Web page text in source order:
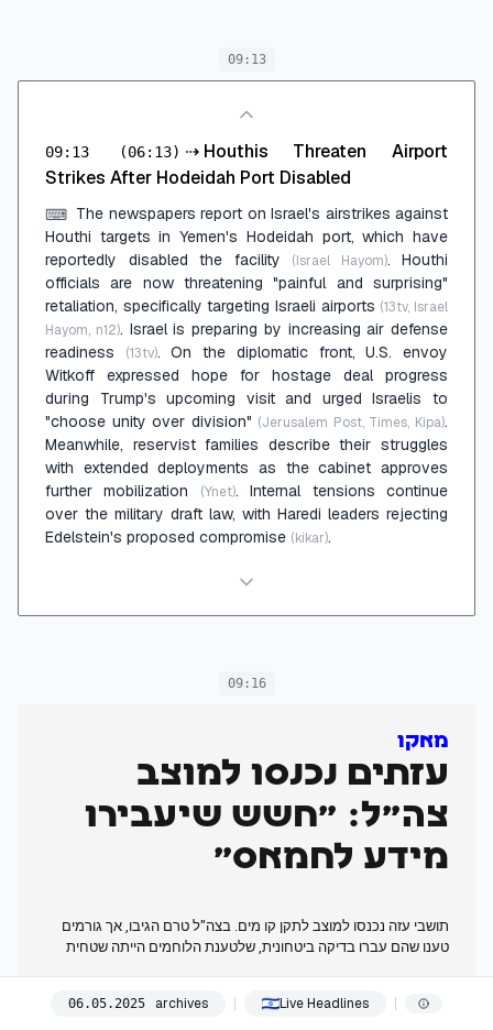
09:13
09:13 (06:13) ⇢ Houthis Threaten Airport
Strikes After Hodeidah Port Disabled
⌨ The newspapers report on Israel's airstrikes against
Houthi targets in Yemen's Hodeidah port, which have
reportedly disabled the facility
(Israel Hayom). Houthi
officials are now threatening "painful and surprising"
retaliation, specifically targeting Israeli airports (13tv, Israel
Hayom, n12). Israel is preparing by increasing air defense
readiness
(13tv). On the diplomatic front, U.S. envoy
Witkoff expressed hope for hostage deal progress
during Trump's upcoming visit and urged Israelis to
"choose unity over division" (Jerusalem Post, Times, Kipa).
Meanwhile, reservist families describe their struggles
with extended deployments as the cabinet approves
further mobilization
(Ynet). Internal tensions continue
over the military draft law, with Haredi leaders rejecting
Edelstein's proposed compromise (kikar).
09:16
מאקו
עזתים נכנסו למוצב
צה"ל: "חשש שיעבירו
מידע לחמאס"
תושבי עזה נכנסו למוצב לתקן קו מים. בצה"ל טרם הגיבו, אך גורמים
טענו שהם עברו בדיקה ביטחונית, שלטענת הלוחמים הייתה שטחית
06.05.2025 archives Live Headlines